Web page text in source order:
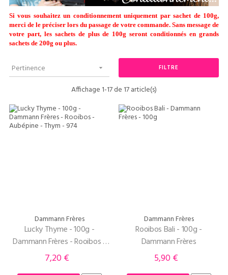
Si vous souhaitez un conditionnement uniquement par sachet de 100g,
merci de le préciser lors du passage de votre commande. Sans message de
votre part, les sachets de plus de 100g seront conditionnés en grands
sachets de 200g ou plus.
Pertinence  FILTRE
Affichage 1-17 de 17 article(s)
Dammann Frères
Lucky Thyme - 100g -
Dammann Frères - Rooibos -
Aubépine - Thym
Prix
7,20 €
Dammann Frères
Rooibos Bali - 100g -
Dammann Frères
Prix
5,90 €